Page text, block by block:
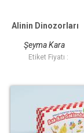
Alinin Dinozorları
Şeyma Kara
Etiket Fiyatı :